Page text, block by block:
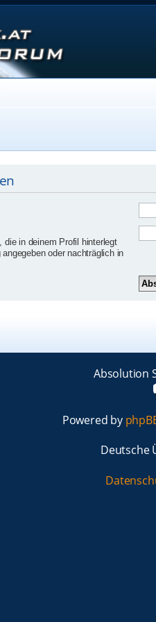
die in deinem Profil hinterlegt
oder nachträglich in
Absolution
Powered by
Deutsche